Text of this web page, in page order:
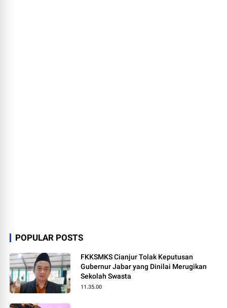
POPULAR POSTS
FKKSMKS Cianjur Tolak Keputusan
Gubernur Jabar yang Dinilai Merugikan
Sekolah Swasta
11.35.00